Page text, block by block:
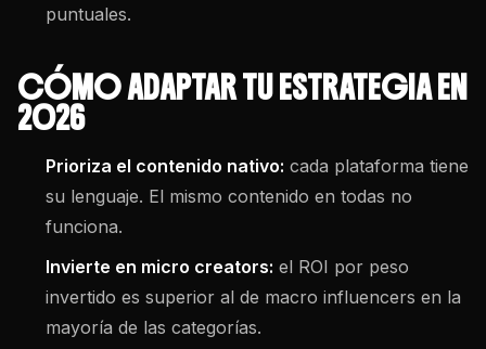
puntuales.
CÓMO ADAPTAR TU ESTRATEGIA EN
2026
Prioriza el contenido nativo: cada plataforma tiene
su lenguaje. El mismo contenido en todas no
funciona.
Invierte en micro creators: el ROI por peso
invertido es superior al de macro influencers en la
mayoría de las categorías.